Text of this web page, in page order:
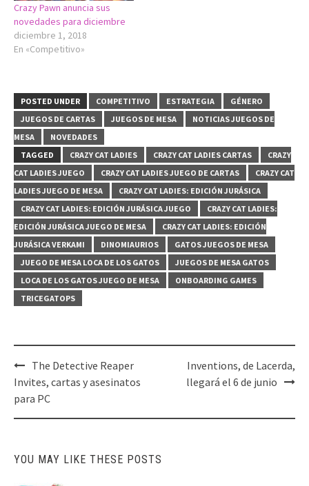
Crazy Pawn anuncia sus
novedades para diciembre
diciembre 1, 2018
En «Competitivo»
POSTED UNDER COMPETITIVO ESTRATEGIA
GÉNERO
JUEGOS DE CARTAS
JUEGOS DE MESA
NOTICIAS JUEGOS DE
MESA
NOVEDADES
TAGGED
CRAZY CAT LADIES CRAZY CAT LADIES CARTAS
CRAZY
CAT LADIES JUEGO
CRAZY CAT LADIES JUEGO DE CARTAS
CRAZY CAT
LADIES JUEGO DE MESA
CRAZY CAT LADIES: EDICIÓN JURÁSICA
CRAZY CAT LADIES: EDICIÓN JURÁSICA JUEGO
CRAZY CAT LADIES:
EDICIÓN JURÁSICA JUEGO DE MESA
CRAZY CAT LADIES: EDICIÓN
JURÁSICA VERKAMI
DINOMIAURIOS
GATOS JUEGOS DE MESA
JUEGO DE MESA LOCA DE LOS GATOS
JUEGOS DE MESA GATOS
LOCA DE LOS GATOS JUEGO DE MESA
ONBOARDING GAMES
TRICEGATOPS
Post
navigation
The Detective Reaper
Invites, cartas y asesinatos
para PC
Inventions, de Lacerda,
llegará el 6 de junio
YOU MAY LIKE THESE POSTS